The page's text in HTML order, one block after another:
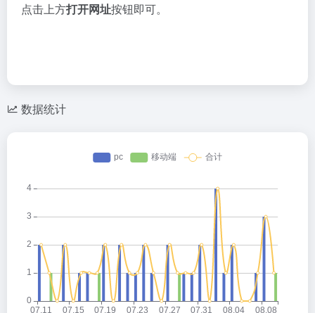
点击上方打开网址按钮即可。
数据统计